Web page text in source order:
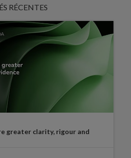
RÉCENTES
greater clarity, rigour and